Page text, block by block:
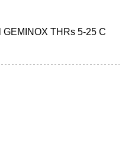
THRs 5-25 C